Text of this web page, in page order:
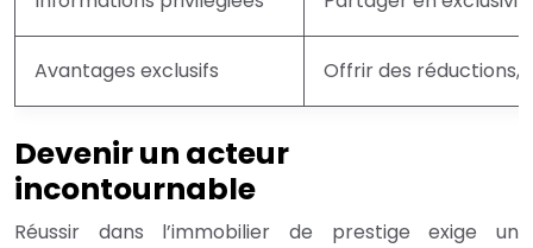
Avantages exclusifs Offrir des réductions,
Devenir un acteur
incontournable
Réussir dans l’immobilier de prestige exige un